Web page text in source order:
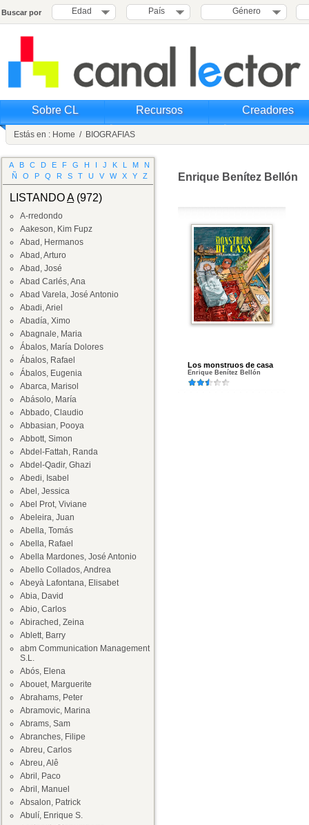
Buscar por Edad País Género
Sobre CL Recursos Creadores
Estás en : Home / BIOGRAFIAS
A B C D E F G H I J K L M
N
Ñ
O P Q R S T U V W X Y Z
LISTANDOA(972)
A-rredondo
Aakeson, Kim Fupz
Abad, Hermanos
Abad, Arturo
Abad, José
Abad Carlés, Ana
Abad Varela, José Antonio
Abadi, Ariel
Abadía, Ximo
Abagnale, Maria
Ábalos, María Dolores
Ábalos, Rafael
Ábalos, Eugenia
Abarca, Marisol
Abásolo, María
Abbado, Claudio
Abbasian, Pooya
Abbott, Simon
Abdel-Fattah, Randa
Abdel-Qadir, Ghazi
Abedi, Isabel
Abel, Jessica
Abel Prot, Viviane
Abeleira, Juan
Abella, Tomás
Abella, Rafael
Abella Mardones, José Antonio
Abello Collados, Andrea
Abeyà Lafontana, Elisabet
Abia, David
Abio, Carlos
Abirached, Zeina
Ablett, Barry
abm Communication Management
S.L.
Abós, Elena
Abouet, Marguerite
Abrahams, Peter
Abramovic, Marina
Abrams, Sam
Abranches, Filipe
Abreu, Carlos
Abreu, Alê
Abril, Paco
Abril, Manuel
Absalon, Patrick
Abulí, Enrique S.
Enrique Benítez Bellón
Los monstruos de casa
Enrique Benítez Bellón